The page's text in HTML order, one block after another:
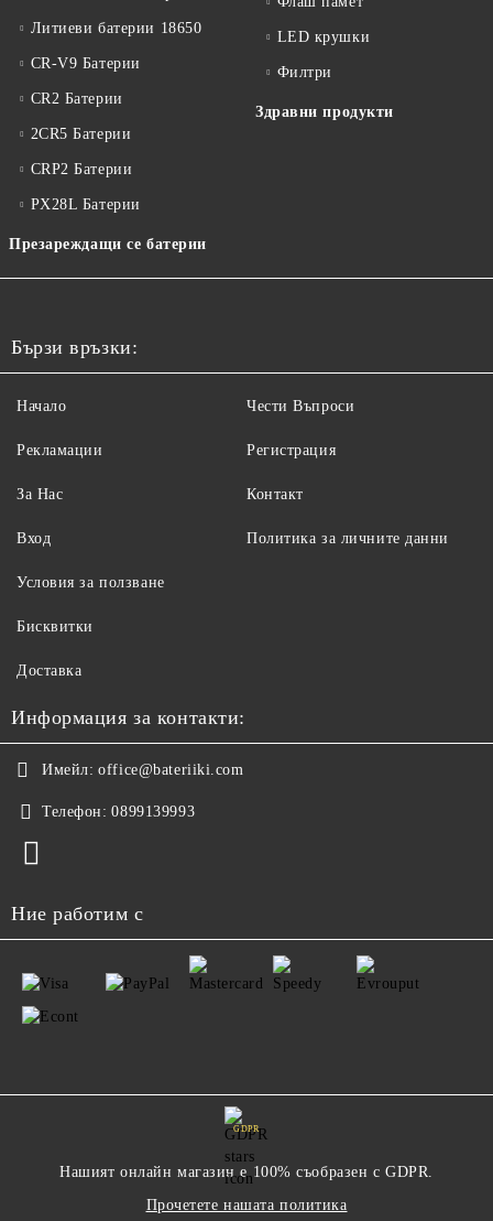
Литиеви батерии 18650
CR-V9 Батерии
CR2 Батерии
2CR5 Батерии
CRP2 Батерии
PX28L Батерии
Презареждащи се батерии
LED крушки
Филтри
Здравни продукти
Бързи връзки:
Начало
Рекламации
За Нас
Вход
Чести Въпроси
Регистрация
Контакт
Политика за личните данни
Условия за ползване
Бисквитки
Доставка
Информация за контакти:
Имейл: office@bateriiki.com
Телефон: 0899139993
Ние работим с
GDPR
Нашият онлайн магазин е 100% съобразен с GDPR.
Прочетете нашата политика